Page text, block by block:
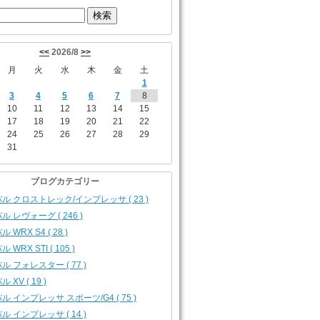
<< 2026/8 >>
月
火 水 木 金
土
1
3
4 5 6 7
8
10
11 12 13 14
15
17
18 19 20 21
22
24
25 26 27 28
29
31
ブログカテゴリー
ル クロストレック/インプレッサ ( 23 )
ル レヴォーグ ( 246 )
ル WRX S4 ( 28 )
ル WRX STI ( 105 )
ル フォレスター ( 77 )
ル XV ( 19 )
ル インプレッサ スポーツ/G4 ( 75 )
ル インプレッサ ( 14 )